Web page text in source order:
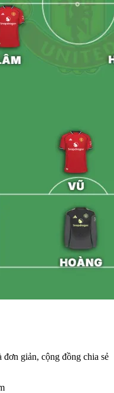
giản, cộng đồng chia sẻ